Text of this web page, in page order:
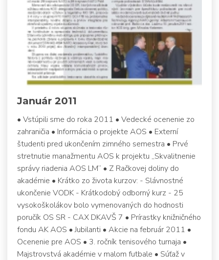
Január 2011
• Vstúpili sme do roka 2011 • Vedecké ocenenie zo
zahraničia • Informácia o projekte AOS • Externí
študenti pred ukončením zimného semestra • Prvé
stretnutie manažmentu AOS k projektu „Skvalitnenie
správy riadenia AOS LM“ • Z Račkovej doliny do
akadémie • Krátko zo života kurzov: - Slávnostné
ukončenie VODK - Krátkodobý odborný kurz - 25
vysokoškolákov bolo vymenovaných do hodnosti
poručík OS SR - CAX DKAVŠ 7 • Prírastky knižničného
fondu AK AOS • Jubilanti • Akcie na február 2011 •
Ocenenie pre AOS • 3. ročník tenisového turnaja •
Majstrovstvá akadémie v malom futbale • Súťaž v